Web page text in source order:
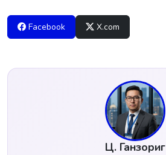
Facebook X.com
Ц. Ганзориг